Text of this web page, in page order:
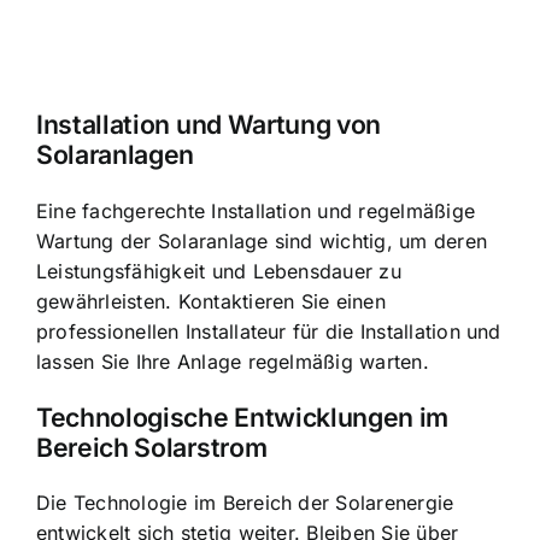
Installation und Wartung von
Solaranlagen
Eine fachgerechte Installation und regelmäßige
Wartung der Solaranlage sind wichtig, um deren
Leistungsfähigkeit und Lebensdauer zu
gewährleisten. Kontaktieren Sie einen
professionellen Installateur für die Installation und
lassen Sie Ihre Anlage regelmäßig warten.
Technologische Entwicklungen im
Bereich Solarstrom
Die Technologie im Bereich der Solarenergie
entwickelt sich stetig weiter. Bleiben Sie über